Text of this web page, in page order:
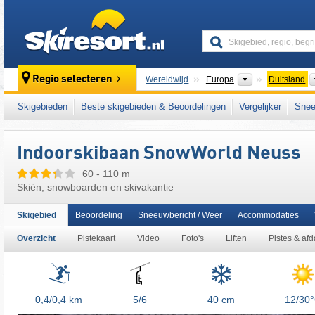
Regio selecteren Wereldwijd Europa Continenten
Duitsland
Dit skigebied ligt ook in: West-Duitsland,
Skigebieden Beste skigebieden & Beoordelingen Vergelijker
Indoorskibaan SnowWorld Neuss
60 - 110 m
Skiën, snowboarden en skivakantie
Skigebied
Overzicht Pistekaart Video Foto's Liften Pistes &
Beoordeling Sneeuwbericht / Weer Accommodaties
0,4/0,4 km
Liften
5/6 40 cm 12/